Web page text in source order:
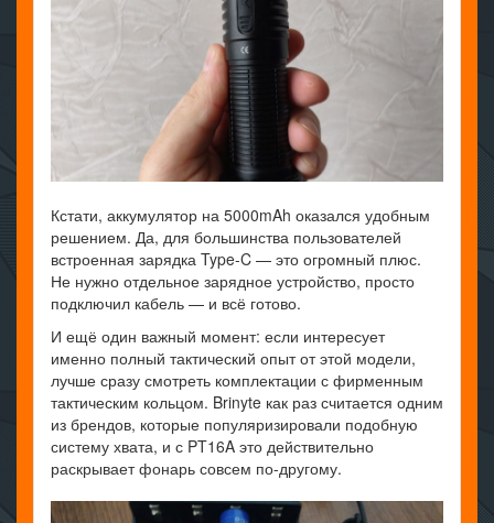
Кстати, аккумулятор на 5000mAh оказался удобным
решением. Да, для большинства пользователей
встроенная зарядка Type-C — это огромный плюс.
Не нужно отдельное зарядное устройство, просто
подключил кабель — и всё готово.
И ещё один важный момент: если интересует
именно полный тактический опыт от этой модели,
лучше сразу смотреть комплектации с фирменным
тактическим кольцом. Brinyte как раз считается одним
из брендов, которые популяризировали подобную
систему хвата, и с PT16A это действительно
раскрывает фонарь совсем по-другому.